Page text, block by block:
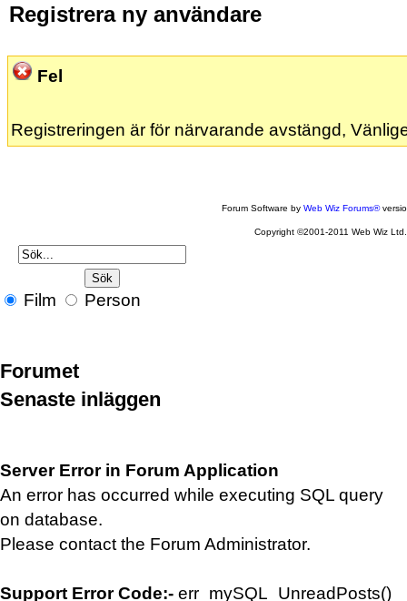
Registrera ny användare
Fel
Registreringen är för närvarande avstängd,
Forum Software byWeb Wiz Forums®
Copyright ©2001-2011 Web Wiz Ltd.
Film Person
Forumet
Senaste inläggen
Server Error in Forum Application
An error has occurred while executing SQL query
on database.
Please contact the Forum Administrator.
Support Error Code:- err_mySQL_UnreadPosts()